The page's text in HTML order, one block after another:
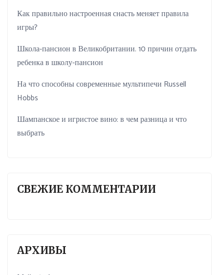
Как правильно настроенная снасть меняет правила
игры?
Школа-пансион в Великобритании. 10 причин отдать
ребенка в школу-пансион
На что способны современные мультипечи Russell
Hobbs
Шампанское и игристое вино: в чем разница и что
выбрать
СВЕЖИЕ КОММЕНТАРИИ
АРХИВЫ